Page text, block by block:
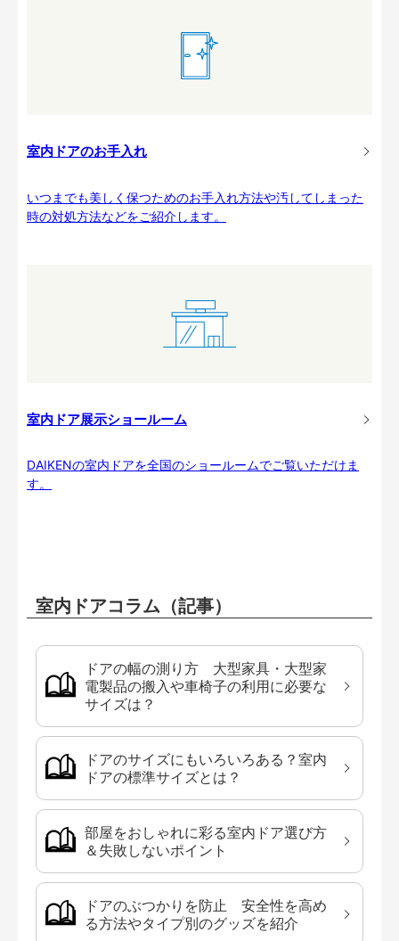
室内ドアのお手入れ
いつまでも美しく保つためのお手入れ方法や汚してしまった
時の対処方法などをご紹介します。
室内ドア展示ショールーム
DAIKENの室内ドアを全国のショールームでご覧いただけま
す。
室内ドアコラム（記事）
ドアの幅の測り方 大型家具・大型家
電製品の搬入や車椅子の利用に必要な
サイズは？
ドアのサイズにもいろいろある？室内
ドアの標準サイズとは？
部屋をおしゃれに彩る室内ドア選び方
＆失敗しないポイント
ドアのぶつかりを防止 安全性を高め
る方法やタイプ別のグッズを紹介